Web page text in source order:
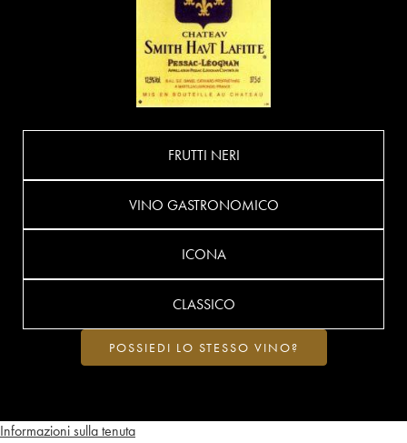
Informazioni sulla tenuta
FRUTTI NERI
VINO GASTRONOMICO
ICONA
CLASSICO
POSSIEDI LO STESSO VINO?